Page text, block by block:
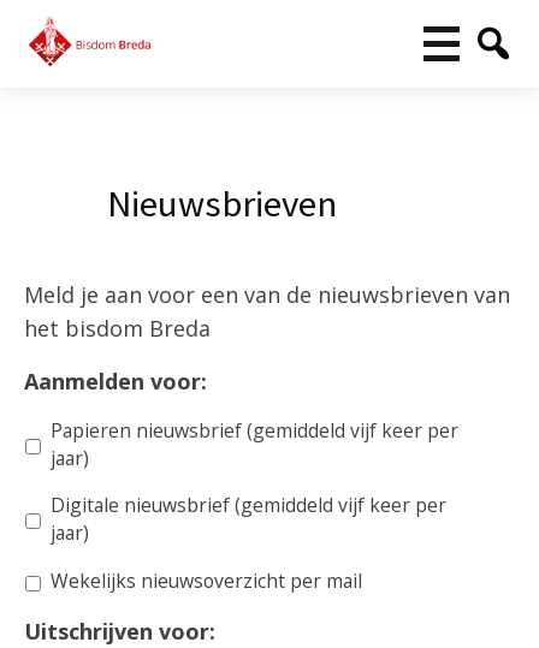
Nieuwsbrieven
Meld je aan voor een van de nieuwsbrieven van
het bisdom Breda
Aanmelden voor:
Papieren nieuwsbrief (gemiddeld vijf keer per
jaar)
Digitale nieuwsbrief (gemiddeld vijf keer per
jaar)
Wekelijks nieuwsoverzicht per mail
Uitschrijven voor: